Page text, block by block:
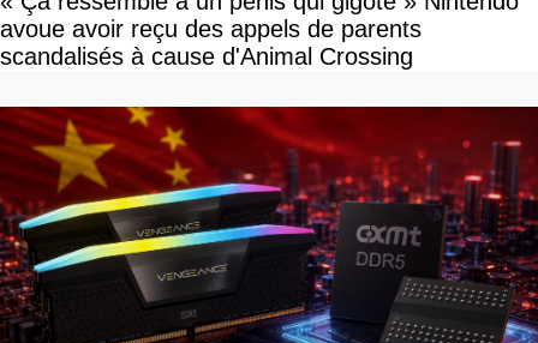
avoue avoir reçu des appels de parents
scandalisés à cause d'Animal Crossing